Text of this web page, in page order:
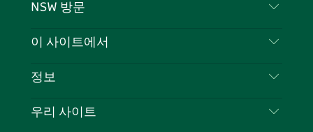
이
북
다
터
스
NSW 방문
문의하기
쿠키 고지
이 사이트에서
목적지
정보
여행 정보
우리 사이트